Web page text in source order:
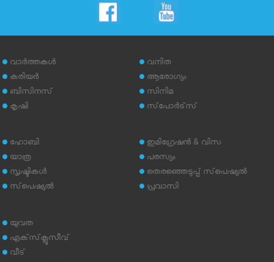
വാര്‍ത്തകള്‍
കരിയര്‍
ബിസിനസ്
കൃഷി
വനിത
ആരോഗ്യം
സിനിമ
സ്‌പോര്‍ട്‌സ്
ഹോബി
യാത്ര
സൃഷ്ടികള്‍
സ്‌പെഷ്യല്‍
ഇമിഗ്രേഷന്‍ & വിസ
പരസ്യം
തെരഞ്ഞെടുപ്പ് സ്‌പെഷ്യല്‍
പ്രവാസി
യുവത
എക്‌സ്‌ക്ലൂസീവ്
വീട്